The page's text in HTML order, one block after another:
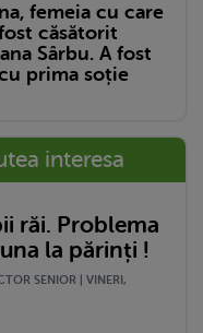
femeia cu care
căsătorit
Sârbu. A fost
prima soție
interesa
răi. Problema
la părinți !
SENIOR | VINERI,